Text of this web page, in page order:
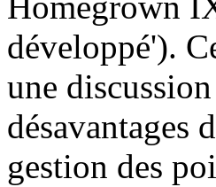
développé').
une
désavantages
gestion des